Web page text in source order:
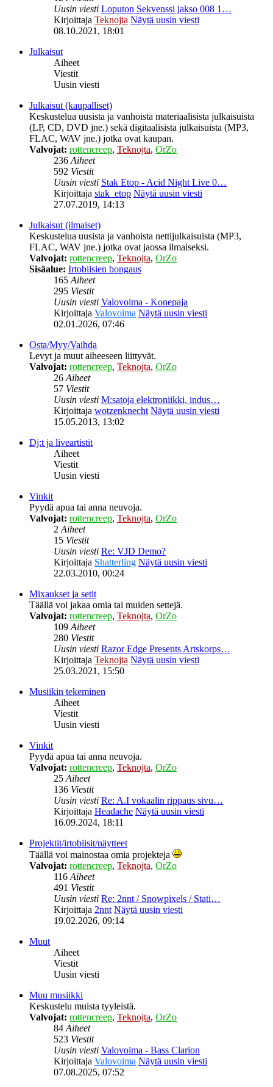
Uusin viesti Loputon Sekvenssi jakso 008 1…
Kirjoittaja Teknojta Näytä uusin viesti
08.10.2021, 18:01
Julkaisut
Aiheet
Viestit
Uusin viesti
Julkaisut (kaupalliset)
Keskustelua uusista ja vanhoista materiaalisista julkaisuista
(LP, CD, DVD jne.) sekä digitaalisista julkaisuista (MP3,
FLAC, WAV jne.) jotka ovat kaupan.
Valvojat: rottencreep, Teknojta, OrZo
236Aiheet
592 Viestit
Uusin viesti Stak Etop - Acid Night Live 0…
Kirjoittaja stak_etop Näytä uusin viesti
27.07.2019, 14:13
Julkaisut (ilmaiset)
Keskustelua uusista ja vanhoista nettijulkaisuista (MP3,
FLAC, WAV jne.) jotka ovat jaossa ilmaiseksi.
Valvojat: rottencreep, Teknojta, OrZo
Sisäalue: Irtobiisien bongaus
165Aiheet
295 Viestit
Uusin viesti Valovoima - Konepaja
Kirjoittaja Valovoima Näytä uusin viesti
02.01.2026, 07:46
Osta/Myy/Vaihda
Levyt ja muut aiheeseen liittyvät.
Valvojat: rottencreep, Teknojta, OrZo
26Aiheet
57 Viestit
Uusin viesti M:satoja elektroniikki, indus…
Kirjoittaja wotzenknecht Näytä uusin viesti
15.05.2013, 13:02
Dj:t ja liveartistit
Aiheet
Viestit
Uusin viesti
Vinkit
Pyydä apua tai anna neuvoja.
Valvojat: rottencreep, Teknojta, OrZo
2Aiheet
15 Viestit
Uusin viesti Re: VJD Demo?
Kirjoittaja Shatterling Näytä uusin viesti
22.03.2010, 00:24
Mixaukset ja setit
Täällä voi jakaa omia tai muiden settejä.
Valvojat: rottencreep, Teknojta, OrZo
109Aiheet
280 Viestit
Uusin viesti Razor Edge Presents Artskorps…
Kirjoittaja Teknojta Näytä uusin viesti
25.03.2021, 15:50
Musiikin tekeminen
Aiheet
Viestit
Uusin viesti
Vinkit
Pyydä apua tai anna neuvoja.
Valvojat: rottencreep, Teknojta, OrZo
25Aiheet
136 Viestit
Uusin viesti Re: A.I vokaalin rippaus sivu…
Kirjoittaja Headache Näytä uusin viesti
16.09.2024, 18:11
Projektit/irtobiisit/näytteet
Täällä voi mainostaa omia projekteja
Valvojat: rottencreep, Teknojta, OrZo
116Aiheet
491 Viestit
Uusin viesti Re: 2nnt / Snowpixels / Stati…
Kirjoittaja 2nnt Näytä uusin viesti
19.02.2026, 09:14
Muut
Aiheet
Viestit
Uusin viesti
Muu musiikki
Keskustelu muista tyyleistä.
Valvojat: rottencreep, Teknojta, OrZo
84Aiheet
523 Viestit
Uusin viesti Valovoima - Bass Clarion
Kirjoittaja Valovoima Näytä uusin viesti
07.08.2025, 07:52